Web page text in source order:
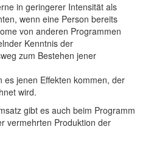
in geringerer Intensität als
wenn eine Person bereits
von anderen Programmen
Kenntnis der
zum Bestehen jener
es jenen Effekten kommen, der
wird.
gibt es auch beim Programm
vermehrten Produktion der